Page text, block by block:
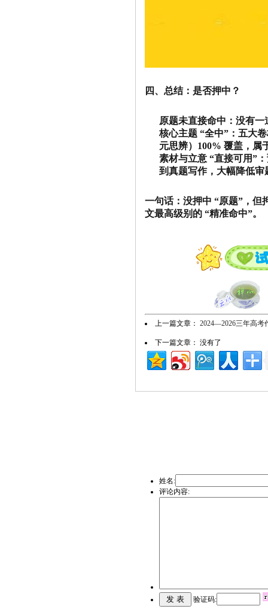
四、总结：是否押中？
原题未直接命中：没有
核心主题 “全中”：五大
元思辨）100% 覆盖，属
素材与立意 “直接可用”
到真题写作，大幅降低
一句话：没押中 “原题”，但
文最高级别的 “精准命中”。
上一篇文章： 2024—2026三年高考
下一篇文章： 没有了
姓名:
评论内容:
验证码: